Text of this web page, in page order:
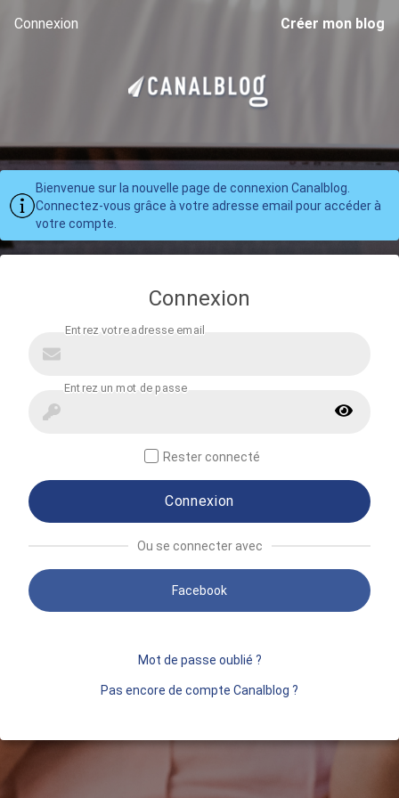
Connexion Créer mon blog
Bienvenue sur la nouvelle page de connexion Canalblog.
Connectez-vous grâce à votre adresse email pour accéder à
votre compte.
Connexion
Rester connecté
Connexion
Ou se connecter avec
Facebook
Mot de passe oublié ?
Pas encore de compte Canalblog ?